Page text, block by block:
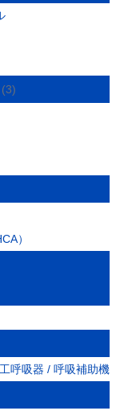
(3)
）
呼吸器 / 呼吸補助機